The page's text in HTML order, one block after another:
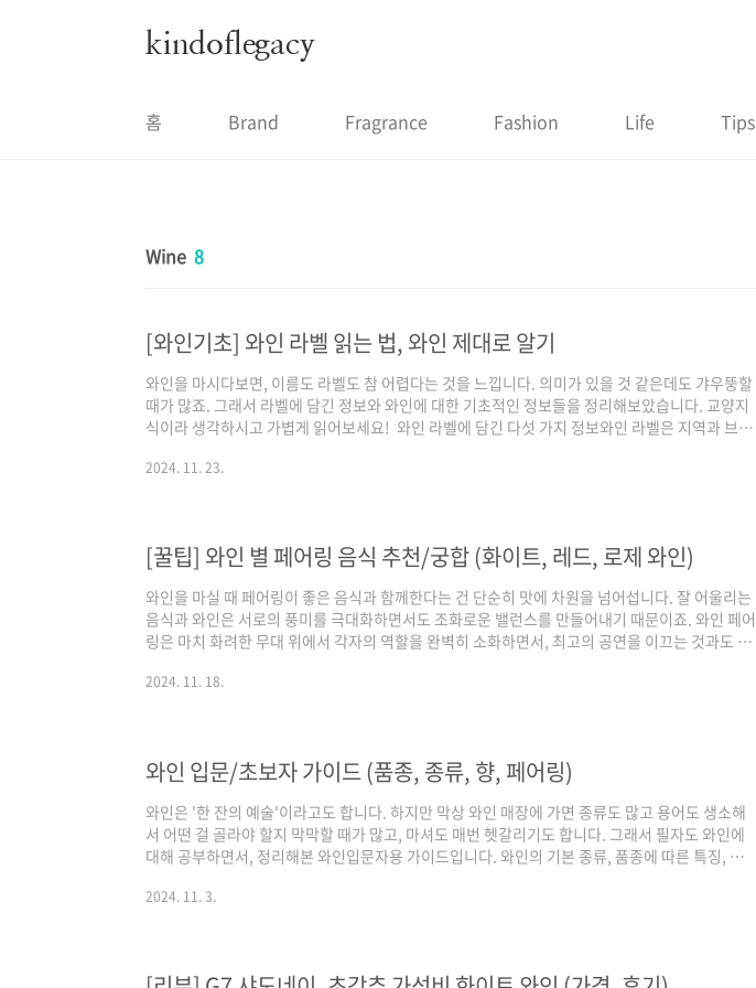
kindoflegacy
홈 Brand Fragrance Fashion Life Tips
Wine 8
[와인기초] 와인 라벨 읽는 법, 와인 제대로 알기
와인을 마시다보면, 이름도 라벨도 참 어렵다는 것을 느낍니다. 의미가 있을 것 같은데도 갸우뚱할
때가 많죠. 그래서 라벨에 담긴 정보와 와인에 대한 기초적인 정보들을 정리해보았습니다. 교양지
식이라 생각하시고 가볍게 읽어보세요! 와인 라벨에 담긴 다섯 가지 정보와인 라벨은 지역과 브랜
며 자신만의 와인 고르는 기준을 세워보세요. 1) 와인의 이름 또는 브랜드라벨의 가장 큰 글씨로 쓰
2024. 11. 23.
[꿀팁] 와인 별 페어링 음식 추천/궁합 (화이트, 레드, 로제 와인)
와인을 마실 때 페어링이 좋은 음식과 함께한다는 건 단순히 맛에 차원을 넘어섭니다. 잘 어울리는
음식과 와인은 서로의 풍미를 극대화하면서도 조화로운 밸런스를 만들어내기 때문이죠. 와인 페어
링은 마치 화려한 무대 위에서 각자의 역할을 완벽히 소화하면서, 최고의 공연을 이끄는 것과도 같
합니다. 와인별 그리고 품종별로 페어링이 좋은 음식을 정리해 봤으니, 천천히 끝까지 읽어보시길
2024. 11. 18.
와인 입문/초보자 가이드 (품종, 종류, 향, 페어링)
와인은 '한 잔의 예술'이라고도 합니다. 하지만 막상 와인 매장에 가면 종류도 많고 용어도 생소해
서 어떤 걸 골라야 할지 막막할 때가 많고, 마셔도 매번 헷갈리기도 합니다. 그래서 필자도 와인에
대해 공부하면서, 정리해본 와인입문자용 가이드입니다. 와인의 기본 종류, 품종에 따른 특징, 맛
된 포도즙’ 이상입니다. 수천 년간 전 세계 문화와 함께한 음료로, 포도 품종, 기후, 양조 과정에 따
2024. 11. 3.